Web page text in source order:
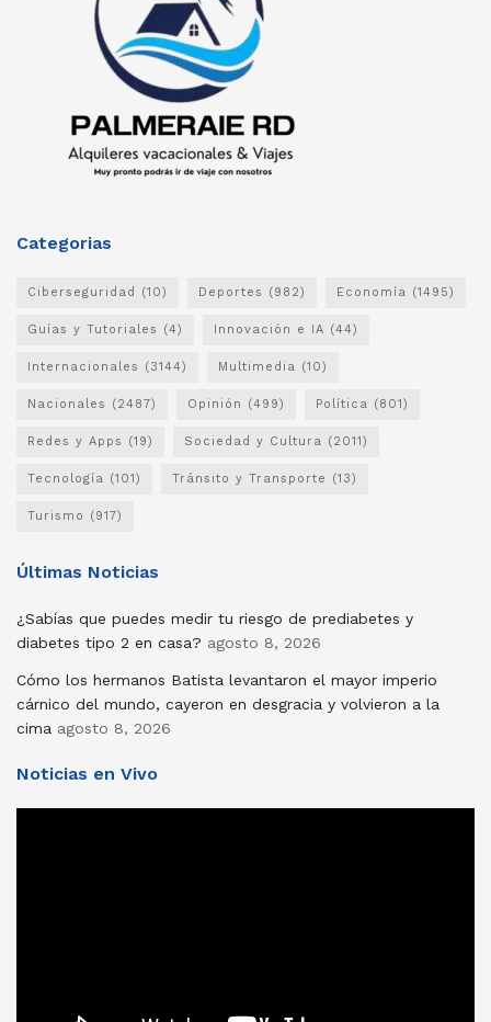
Categorias
Ciberseguridad (10) Deportes (982) Economía (1495)
Guías y Tutoriales (4) Innovación e IA (44)
Internacionales (3144) Multimedia (10)
Nacionales (2487) Opinión (499) Política (801)
Redes y Apps (19) Sociedad y Cultura (2011)
Tecnología (101) Tránsito y Transporte (13)
Turismo (917)
Últimas Noticias
¿Sabías que puedes medir tu riesgo de prediabetes y
diabetes tipo 2 en casa? agosto 8, 2026
Cómo los hermanos Batista levantaron el mayor imperio
cárnico del mundo, cayeron en desgracia y volvieron a la
cima agosto 8, 2026
Noticias en Vivo